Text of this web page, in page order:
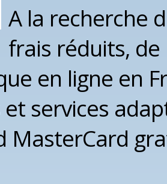
A la recherche
frais réduits, de
en ligne en
services
MasterCard